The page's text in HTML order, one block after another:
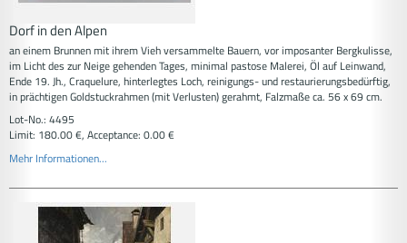
Dorf in den Alpen
an einem Brunnen mit ihrem Vieh versammelte Bauern, vor imposanter Bergkulisse,
im Licht des zur Neige gehenden Tages, minimal pastose Malerei, Öl auf Leinwand,
Ende 19. Jh., Craquelure, hinterlegtes Loch, reinigungs- und restaurierungsbedürftig,
in prächtigen Goldstuckrahmen (mit Verlusten) gerahmt, Falzmaße ca. 56 x 69 cm.
Lot-No.: 4495
Limit: 180.00 €, Acceptance: 0.00 €
Mehr Informationen...